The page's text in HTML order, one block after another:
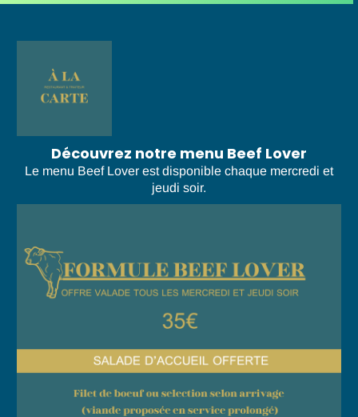
Découvrez notre menu Beef Lover
Le menu Beef Lover est disponible chaque mercredi et
jeudi soir.